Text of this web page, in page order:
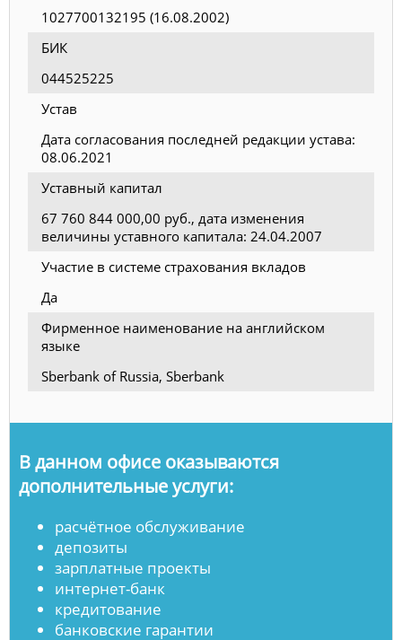
1027700132195 (16.08.2002)
БИК
044525225
Устав
Дата согласования последней редакции устава:
08.06.2021
Уставный капитал
67 760 844 000,00 руб., дата изменения
величины уставного капитала: 24.04.2007
Участие в системе страхования вкладов
Да
Фирменное наименование на английском
языке
Sberbank of Russia, Sberbank
В данном офисе оказываются
дополнительные услуги:
расчётное обслуживание
депозиты
зарплатные проекты
интернет-банк
кредитование
банковские гарантии